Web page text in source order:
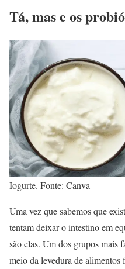
Tá, mas e os
Iogurte. Fonte: Canva
Uma vez que sabemos que
tentam deixar o intestino em
são elas. Um dos grupos mais
meio da levedura de alimentos